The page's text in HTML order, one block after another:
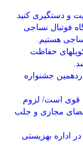
و دستگیری کنید
فوتبال نساجی
هستیم.
حفاظت
جشنواره
قوی است/ لزوم
فضای مجازی و جلب
اداره بهزیستی